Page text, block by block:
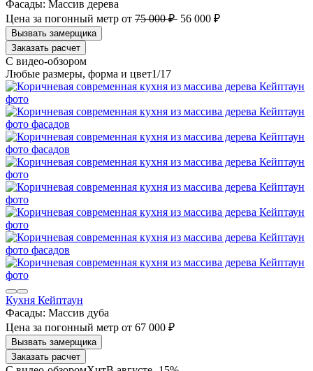
Фасады: Массив дерева
Цена за погонный метр от 75 000 ₽ 56 000 ₽
Заказать расчет
1/17
Кухня Кейптаун
Фасады: Массив дуба
Цена за погонный метр от 67 000 ₽
Заказать расчет